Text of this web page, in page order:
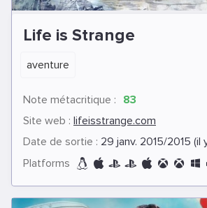
Life is Strange
aventure
Note métacritique : 83
Site web : lifeisstrange.com
Date de sortie : 29 janv. 2015/2015 (il
Platforms